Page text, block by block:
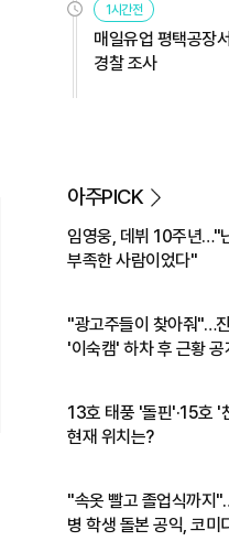
1시간전
매일유업 평택공장
경찰 조사
아주PICK
임영웅, 데뷔 10주년…"
부족한 사람이었다"
"광고주들이 찾아줘"…
'이숙캠' 하차 후 근황 공
13호 태풍 '돌핀'·15호 '
현재 위치는?
"속옷 빨고 졸업식까지
병 학생 돌본 공익, 코미